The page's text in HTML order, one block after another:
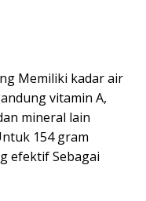
Memiliki kadar air
vitamin A,
mineral lain
154 gram
efektif Sebagai